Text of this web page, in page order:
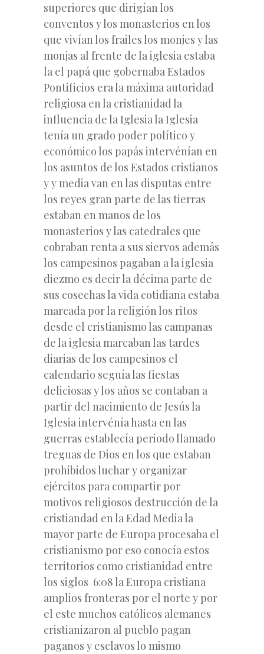
superiores que dirigían los
conventos y los monasterios en los
que vivían los frailes los monjes y las
monjas al frente de la iglesia estaba
la el papá que gobernaba Estados
Pontificios era la máxima autoridad
religiosa en la cristianidad la
influencia de la Iglesia la Iglesia
tenía un grado poder político y
económico los papás intervénían en
los asuntos de los Estados cristianos
y y media van en las disputas entre
los reyes gran parte de las tierras
estaban en manos de los
monasterios y las catedrales que
cobraban renta a sus siervos además
los campesinos pagaban a la iglesia
diezmo es decir la décima parte de
sus cosechas la vida cotidiana estaba
marcada por la religión los ritos
desde el cristianismo las campanas
de la iglesia marcaban las tardes
diarias de los campesinos el
calendario seguía las fiestas
deliciosas y los años se contaban a
partir del nacimiento de Jesús la
Iglesia intervénía hasta en las
guerras establecía periodo llamado
treguas de Dios en los que estaban
prohibidos luchar y organizar
ejércitos para compartir por
motivos religiosos destrucción de la
cristiandad en la Edad Media la
mayor parte de Europa procesaba el
cristianismo por eso conocía estos
territorios como cristianidad entre
los siglos 6:08 la Europa cristiana
amplios fronteras por el norte y por
el este muchos católicos alemanes
cristianizaron al pueblo pagan
paganos y esclavos lo mismo